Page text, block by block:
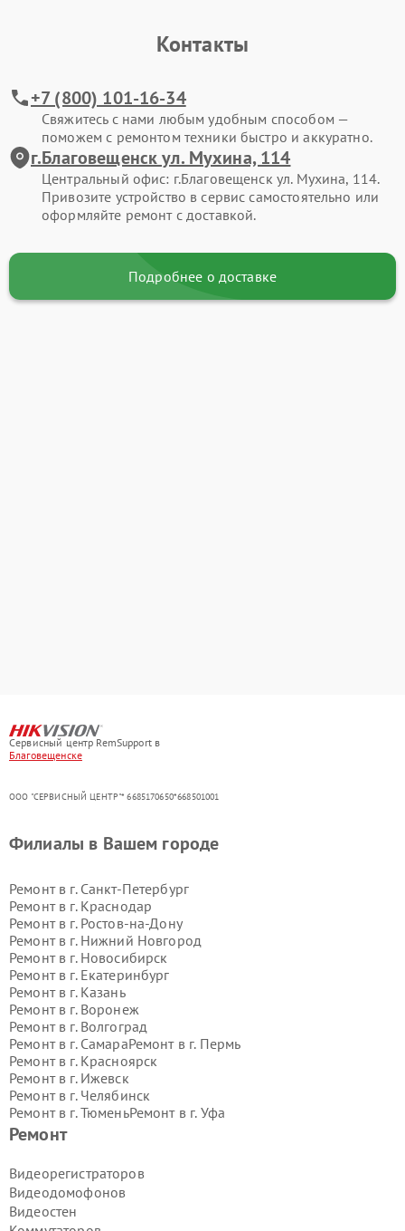
Контакты
+7 (800) 101-16-34
Свяжитесь с нами любым удобным способом —
поможем с ремонтом техники быстро и аккуратно.
г.Благовещенск ул. Мухина, 114
Центральный офис: г.Благовещенск ул. Мухина, 114.
Привозите устройство в сервис самостоятельно или
оформляйте ремонт с доставкой.
Подробнее о доставке
Сервисный центр RemSupport в
Благовещенске
ООО "СЕРВИСНЫЙ ЦЕНТР"* 6685170650*668501001
Ремонт
Видеорегистраторов
Видеодомофонов
Видеостен
Филиалы в Вашем городе
Ремонт в г. Санкт-Петербург
Ремонт в г. Краснодар
Ремонт в г. Ростов-на-Дону
Ремонт в г. Нижний Новгород
Ремонт в г. Новосибирск
Ремонт в г. Екатеринбург
Ремонт в г. Казань
Ремонт в г. Воронеж
Ремонт в г. Волгоград
Ремонт в г. СамараРемонт в г. Пермь
Ремонт в г. Красноярск
Ремонт в г. Ижевск
Ремонт в г. Челябинск
Ремонт в г.ТюменьРемонт в г. Уфа
Ремонт в г.
Ремонт в г.
Ремонт в г.Барнаул
Ремонт в г.Тольятти
Ремонт в г.